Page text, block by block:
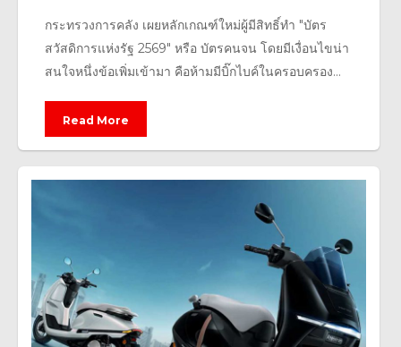
กระทรวงการคลัง เผยหลักเกณฑ์ใหม่ผู้มีสิทธิ์ทำ "บัตร
สวัสดิการแห่งรัฐ 2569" หรือ บัตรคนจน โดยมีเงื่อนไขน่า
สนใจหนึ่งข้อเพิ่มเข้ามา คือห้ามมีบิ๊กไบค์ในครอบครอง...
Read More